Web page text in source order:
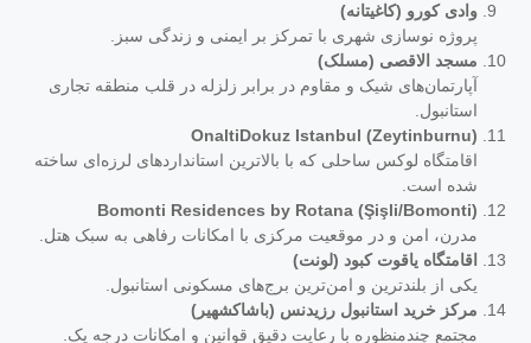
وادی کورو (کاغیتانه)
پروژه نوسازی شهری با تمرکز بر ایمنی و زندگی سبز.
مسجد الاقصی (مسلک)
آپارتمان‌های شیک و مقاوم در برابر زلزله در قلب منطقه تجاری
استانبول.
OnaltiDokuz Istanbul (Zeytinburnu)
اقامتگاه لوکس ساحلی که با بالاترین استانداردهای لرزه‌ای ساخته
شده است.
Bomonti Residences by Rotana (Şişli/Bomonti)
مدرن، امن و در موقعیت مرکزی با امکانات رفاهی به سبک هتل.
اقامتگاه یاقوت کبود (لونت)
یکی از بلندترین و امن‌ترین برج‌های مسکونی استانبول.
مرکز خرید استانبول رزیدنس (باشاکشهیر)
مجتمع چندمنظوره با رعایت دقیق قوانین و امکانات درجه یک.